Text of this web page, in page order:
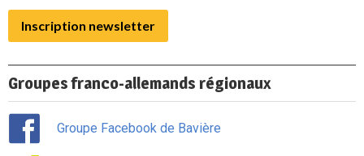
Inscription newsletter
Groupes franco-allemands régionaux
Groupe Facebook de Bavière